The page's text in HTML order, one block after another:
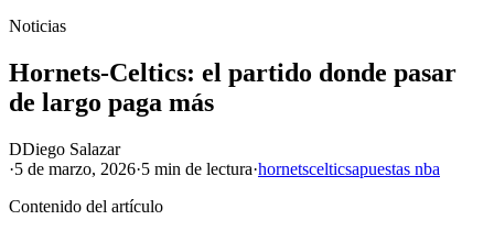
Noticias
Hornets-Celtics: el partido donde pasar
de largo paga más
DDiego Salazar
·5 de marzo, 2026·5 min de lectura·hornetscelticsapuestas nba
Contenido del artículo